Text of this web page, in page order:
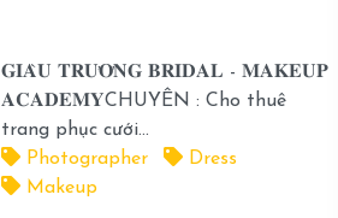
𝐆𝐈𝐀̀𝐔 𝐓𝐑𝐔̛𝐎̛𝐍𝐆 𝐁𝐑𝐈𝐃𝐀𝐋 - 𝐌𝐀𝐊𝐄𝐔𝐏
𝐀𝐂𝐀𝐃𝐄𝐌𝐘CHUYÊN : Cho thuê
trang phục cưới...
Photographer
Dress
Makeup